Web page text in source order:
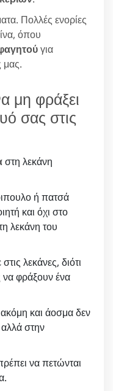
Πολλές ενορίες
όπου
για
μη φράξει
σας στις
στη λεκάνη
ή πατσά
και όχι στο
λεκάνη του
λεκάνες, διότι
φράξουν ένα
και άοσμα δεν
αλλά στην
να πετώνται